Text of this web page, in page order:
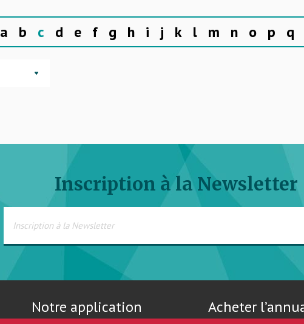
a b c d e f g h i j k l m n o p q
Inscription à la Newsletter
Notre application Acheter